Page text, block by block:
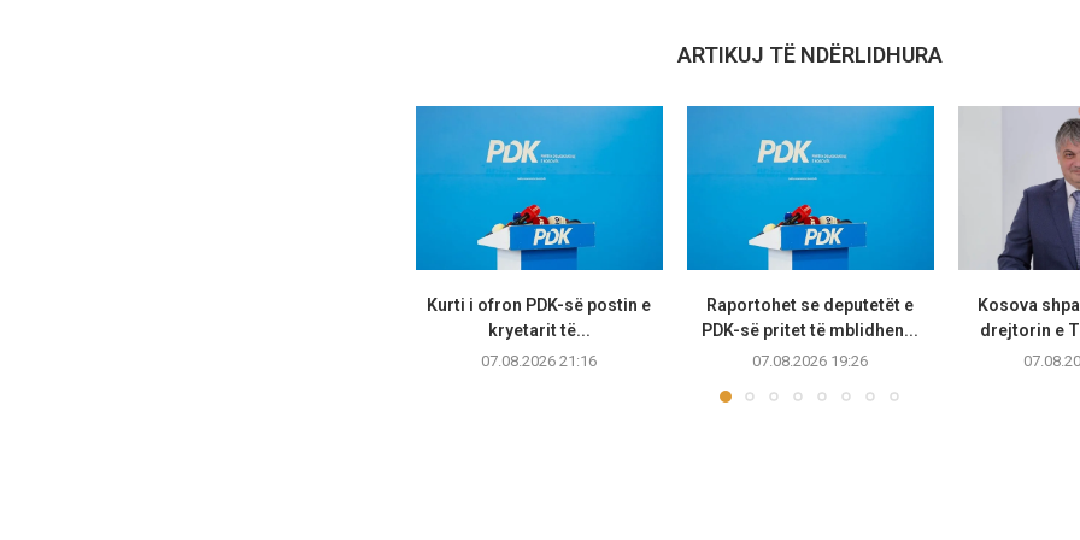
ARTIKUJ TË NDËRLIDHURA
Kurti i ofron PDK-së postin e
kryetarit të...
07.08.2026 21:16
Raportohet se deputetët e
PDK-së pritet të mblidhen...
07.08.2026 19:26
Kosova
drejtorin e